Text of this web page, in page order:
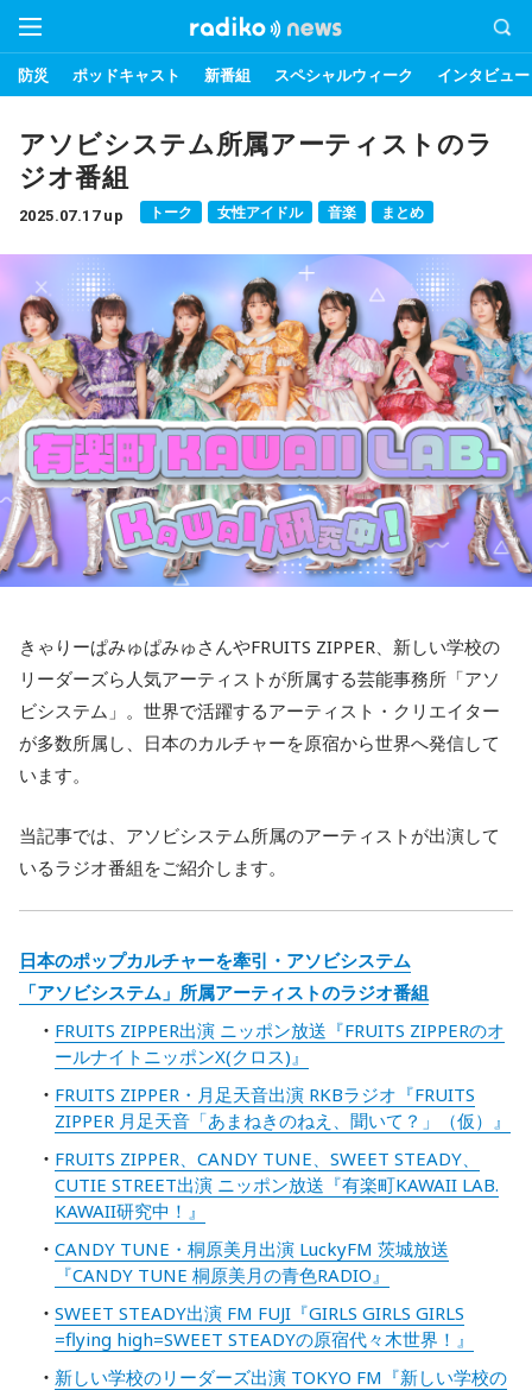
防災 ポッドキャスト 新番組 スペシャルウィーク インタビュー
アソビシステム所属アーティストのラ
ジオ番組
2025.07.17 up トーク 女性アイドル 音楽 まとめ
きゃりーぱみゅぱみゅさんやFRUITS ZIPPER、新しい学校の
リーダーズら人気アーティストが所属する芸能事務所「アソ
ビシステム」。世界で活躍するアーティスト・クリエイター
が多数所属し、日本のカルチャーを原宿から世界へ発信して
います。
当記事では、アソビシステム所属のアーティストが出演して
いるラジオ番組をご紹介します。
日本のポップカルチャーを牽引・アソビシステム
「アソビシステム」所属アーティストのラジオ番組
FRUITS ZIPPER出演 ニッポン放送『FRUITS ZIPPERのオ
ールナイトニッポンX(クロス)』
FRUITS ZIPPER・月足天音出演 RKBラジオ『FRUITS
ZIPPER 月足天音「あまねきのねえ、聞いて？」（仮）』
FRUITS ZIPPER、CANDY TUNE、SWEET STEADY、
CUTIE STREET出演 ニッポン放送『有楽町KAWAII LAB.
KAWAII研究中！』
CANDY TUNE・桐原美月出演 LuckyFM 茨城放送
『CANDY TUNE 桐原美月の青色RADIO』
SWEET STEADY出演 FM FUJI『GIRLS GIRLS GIRLS
=flying high=SWEET STEADYの原宿代々木世界！』
新しい学校のリーダーズ出演 TOKYO FM『新しい学校の